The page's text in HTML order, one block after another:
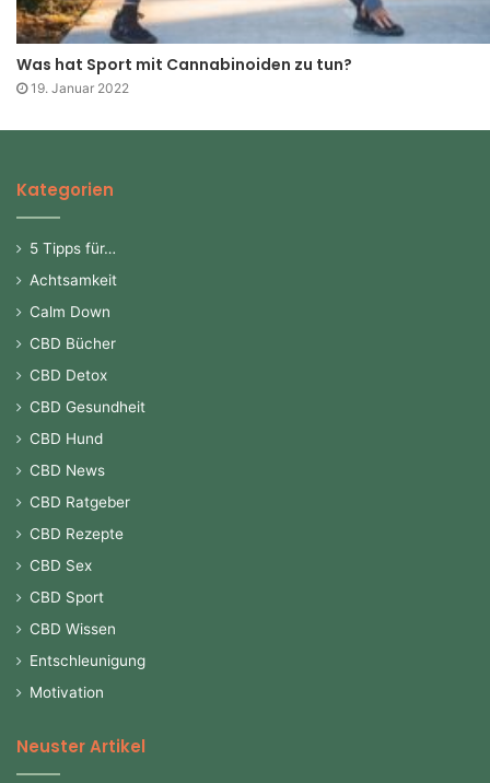
Was hat Sport mit Cannabinoiden zu tun?
19. Januar 2022
Kategorien
5 Tipps für…
Achtsamkeit
Calm Down
CBD Bücher
CBD Detox
CBD Gesundheit
CBD Hund
CBD News
CBD Ratgeber
CBD Rezepte
CBD Sex
CBD Sport
CBD Wissen
Entschleunigung
Motivation
Neuster Artikel